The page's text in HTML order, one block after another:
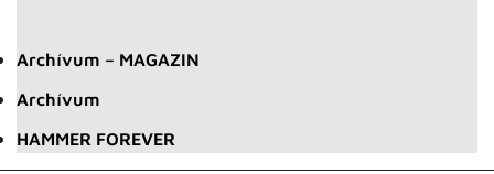
Archívum – MAGAZIN
Archívum
HAMMER FOREVER